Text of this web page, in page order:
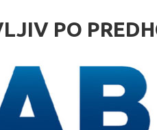
PO